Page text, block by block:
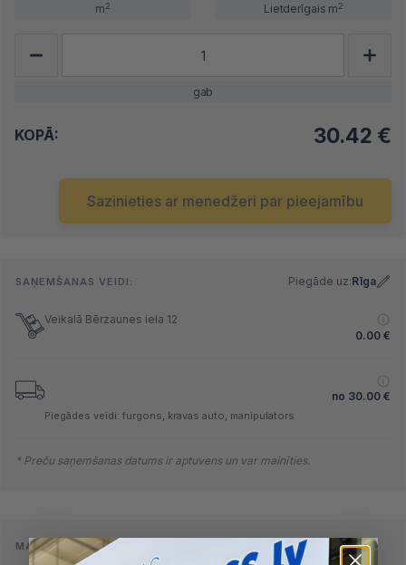
m2 Lietderīgais m2
gab
KOPĀ: 30.42 €
Sazinieties ar menedžeri par pieejamību
SAŅEMŠANAS VEIDI: Piegāde uz:Rīga
Veikalā Bērzaunes iela 12
0.00 €
no 30.00 €
Piegādes veidi: furgons, kravas auto, manipulators
* Preču saņemšanas datums ir aptuvens un var mainīties.
MAKSĀŠANAS VEIDI: